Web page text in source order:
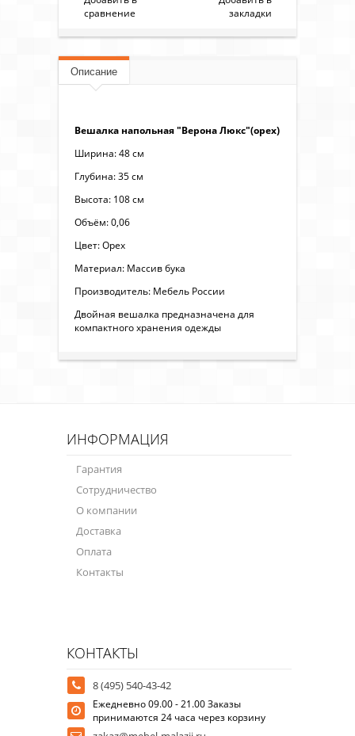
сравнение
закладки
Описание
Вешалка напольная "Верона Люкс"(орех)
Ширина: 48 см
Глубина: 35 см
Высота: 108 см
Объём: 0,06
Цвет: Орех
Материал: Массив бука
Производитель: Мебель России
Двойная вешалка предназначена для
компактного хранения одежды
ИНФОРМАЦИЯ
Гарантия
Сотрудничество
О компании
Доставка
Оплата
Контакты
КОНТАКТЫ
8 (495) 540-43-42
Ежедневно 09.00 - 21.00 Заказы
принимаются 24 часа через корзину